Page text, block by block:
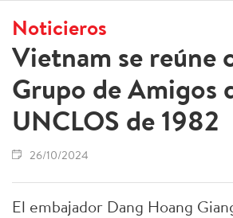
Noticieros
Vietnam se reúne
Grupo de Amigos
UNCLOS de 1982
26/10/2024
El embajador Dang Hoang